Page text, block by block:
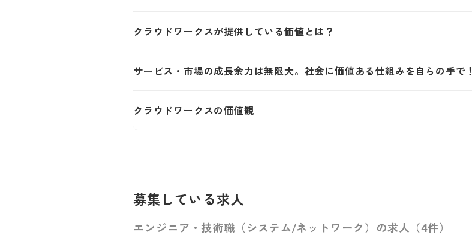
クラウドワークスが提供している価値とは？
サービス・市場の成長余力は無限大。社会に価値ある仕組みを自らの手で！
クラウドワークスの価値観
募集している求人
エンジニア・技術職（システム/ネットワーク）の求人（4件）